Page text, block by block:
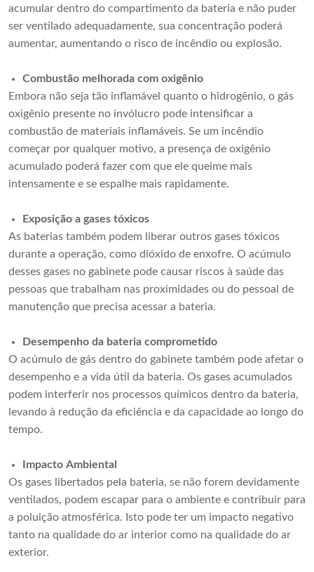
acumular dentro do compartimento da bateria e não puder
ser ventilado adequadamente, sua concentração poderá
aumentar, aumentando o risco de incêndio ou explosão.
Combustão melhorada com oxigênio
Embora não seja tão inflamável quanto o hidrogênio, o gás
oxigênio presente no invólucro pode intensificar a
combustão de materiais inflamáveis. Se um incêndio
começar por qualquer motivo, a presença de oxigênio
acumulado poderá fazer com que ele queime mais
intensamente e se espalhe mais rapidamente.
Exposição a gases tóxicos
As baterias também podem liberar outros gases tóxicos
durante a operação, como dióxido de enxofre. O acúmulo
desses gases no gabinete pode causar riscos à saúde das
pessoas que trabalham nas proximidades ou do pessoal de
manutenção que precisa acessar a bateria.
Desempenho da bateria comprometido
O acúmulo de gás dentro do gabinete também pode afetar o
desempenho e a vida útil da bateria. Os gases acumulados
podem interferir nos processos químicos dentro da bateria,
levando à redução da eficiência e da capacidade ao longo do
tempo.
Impacto Ambiental
Os gases libertados pela bateria, se não forem devidamente
ventilados, podem escapar para o ambiente e contribuir para
a poluição atmosférica. Isto pode ter um impacto negativo
tanto na qualidade do ar interior como na qualidade do ar
exterior.